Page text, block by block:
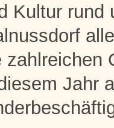
Kultur rund
zahlreichen
Jahr